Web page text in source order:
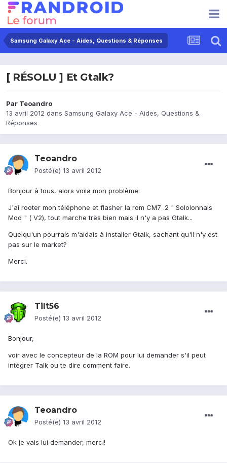
Samsung Galaxy Ace - Aides, Questions & Réponses
[ RÉSOLU ] Et Gtalk?
Par Teoandro
13 avril 2012 dans Samsung Galaxy Ace - Aides, Questions &
Réponses
Teoandro
Posté(e) 13 avril 2012
Bonjour à tous, alors voila mon problème:
J'ai rooter mon téléphone et flasher la rom CM7 .2 " Sololonnais
Mod " ( V2), tout marche très bien mais il n'y a pas Gtalk...
Quelqu'un pourrais m'aidais à installer Gtalk, sachant qu'il n'y est
pas sur le market?
Merci.
Tilt56
Posté(e) 13 avril 2012
Bonjour,
voir avec le concepteur de la ROM pour lui demander s'il peut
intégrer Talk ou te dire comment faire.
Teoandro
Posté(e) 13 avril 2012
Ok je vais lui demander, merci!